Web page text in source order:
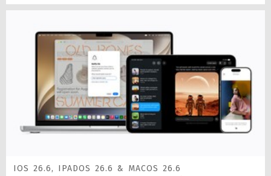
IOS 26.6, IPADOS 26.6 & MACOS 26.6